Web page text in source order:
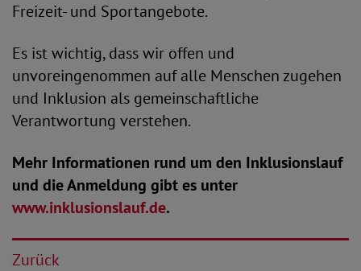
Freizeit- und Sportangebote.
Es ist wichtig, dass wir offen und
unvoreingenommen auf alle Menschen zugehen
und Inklusion als gemeinschaftliche
Verantwortung verstehen.
Mehr Informationen rund um den Inklusionslauf
und die Anmeldung gibt es unter
www.inklusionslauf.de.
Zurück